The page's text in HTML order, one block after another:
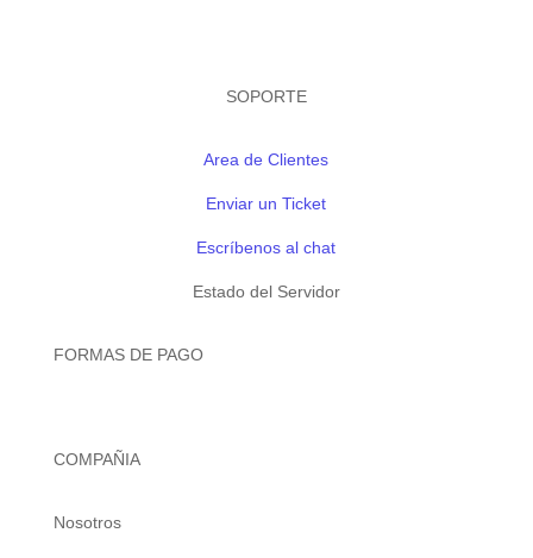
SOPORTE
Area de Clientes
Enviar un Ticket
Escríbenos al chat
Estado del Servidor
FORMAS DE PAGO
COMPAÑIA
Nosotros